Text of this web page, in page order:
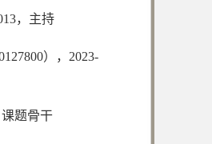
，主持
），2023-
题骨干